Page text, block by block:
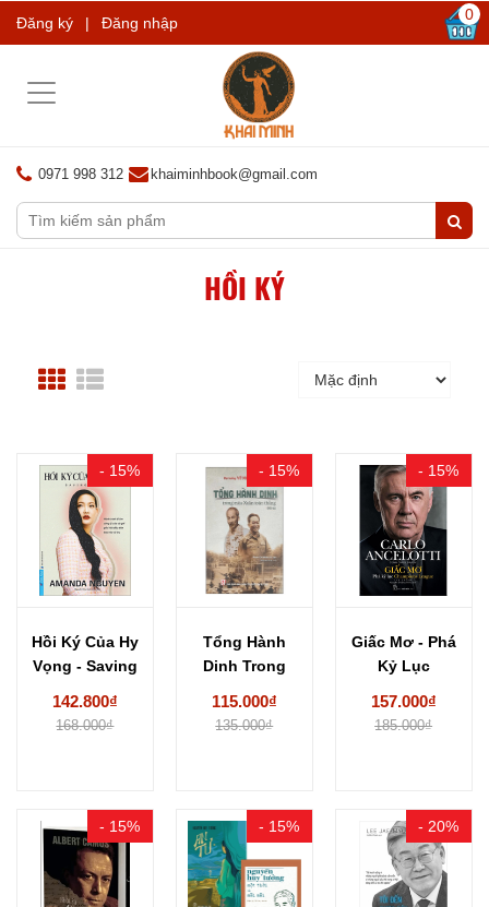
Đăng ký | Đăng nhập 0
Toggle
0971 998 312 khaiminhbook@gmail.com
HỒI KÝ
- 15%
Hồi Ký Của Hy
Vọng - Saving
142.800₫
168.000₫
- 15%
Tổng Hành
Dinh Trong
115.000₫
135.000₫
- 15%
Giấc Mơ - Phá
Kỷ Lục
157.000₫
185.000₫
- 15% - 15% - 20%